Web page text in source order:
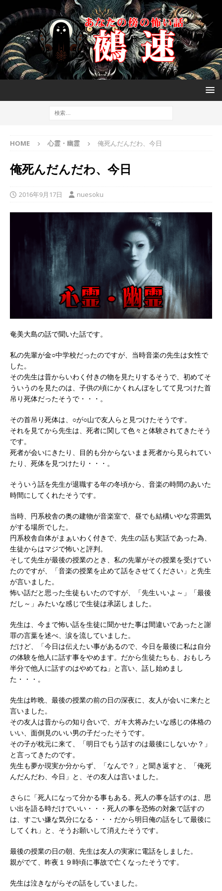
HOME 心霊・幽霊 俺死んだんだわ、今日
俺死んだんだわ、今日
2016年9月17日 nuesoku
奄美大島の話で聞いた話です。
私の先輩が金○中学校だったのですが、当時音楽の先生は女性で
した。
その先生は昔からいわく付きの物を見たりするそうで、初めてそ
ういうのを見たのは、子供の頃にかくれんぼをしてて見つけた首
吊り死体だったそうで・・・。
その首吊り死体は、○が○山で友人らと見つけたそうです。
それを見てから先生は、死者に関して色々と体験されてきたそう
です。
死者が会いにきたり、目的も分からないまま死者から見られてい
たり、死体を見つけたり・・・。
そういう話を先生が退職する年の冬頃から、音楽の時間のあいた
時間にしてくれたそうです。
当時、円系校舎の奥の建物が音楽室で、昼でも結構いやな雰囲気
がする場所でした。
円系校舎自体がまぁいわく付きで、先生の話も実話であった為、
生徒からはマジで怖いと評判。
そして先生が最後の授業のとき、私の先輩がその授業を受けてい
たのですが、「音楽の授業を止めて話をさせてください」と先生
が言いました。
怖い話だと思った生徒もいたのですが、「先生いいよ～」「最後
だし～」みたいな感じで生徒は承諾しました。
先生は、今まで怖い話を生徒に聞かせた事は間違いであったと謝
罪の言葉を述べ、涙を流していました。
だけど、「今日は伝えたい事があるので、今日を最後に私は自分
の体験を他人に話す事をやめます。だから生徒たちも、おもしろ
半分で他人に話すのはやめてね」と言い、話し始めまし
た・・・。
先生は昨晩、最後の授業の前の日の深夜に、友人が会いに来たと
言いました。
その友人は昔からの知り合いで、ガキ大将みたいな感じの体格の
いい、面倒見のいい男の子だったそうです。
その子が枕元に来て、「明日でもう話すのは最後にしないか？」
と言ってきたのです。
先生も夢か現実か分からず、「なんで？」と聞き返すと、「俺死
んだんだわ、今日」と、その友人は言いました。
さらに「死人になって分かる事もある。死人の事を話すのは、思
い出を語る時だけでいい・・・死人の事を恐怖の対象で話すの
は、すごい嫌な気分になる・・・だから明日俺の話をして最後に
してくれ」と、そうお願いして消えたそうです。
最後の授業の日の朝、先生は友人の実家に電話をしました。
親がでて、昨夜１９時頃に事故で亡くなったそうです。
先生は泣きながらその話をしていました。